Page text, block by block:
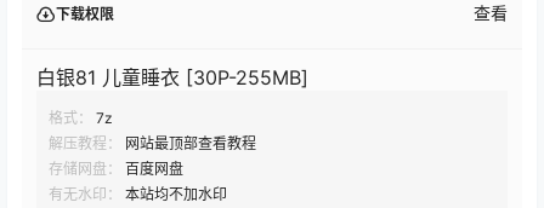
下载权限 查看
白银81 儿童睡衣 [30P-255MB]
格式：
7z
解压教程：
网站最顶部查看教程
存储网盘：
百度网盘
有无水印：
本站均不加水印